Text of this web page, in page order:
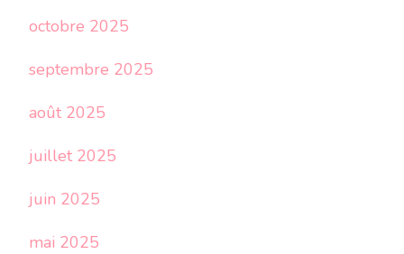
octobre 2025
septembre 2025
août 2025
juillet 2025
juin 2025
mai 2025